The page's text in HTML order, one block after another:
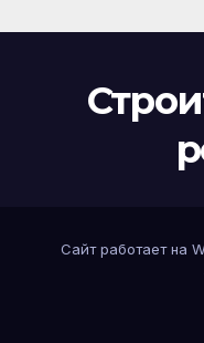
Сайт работает на